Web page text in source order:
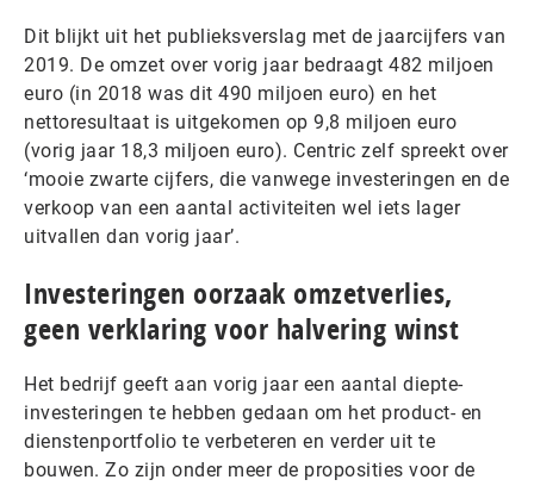
Dit blijkt uit het publieksverslag met de jaarcijfers van
2019. De omzet over vorig jaar bedraagt 482 miljoen
euro (in 2018 was dit 490 miljoen euro) en het
nettoresultaat is uitgekomen op 9,8 miljoen euro
(vorig jaar 18,3 miljoen euro). Centric zelf spreekt over
‘mooie zwarte cijfers, die vanwege investeringen en de
verkoop van een aantal activiteiten wel iets lager
uitvallen dan vorig jaar’.
Investeringen oorzaak omzetverlies,
geen verklaring voor halvering winst
Het bedrijf geeft aan vorig jaar een aantal diepte-
investeringen te hebben gedaan om het product- en
dienstenportfolio te verbeteren en verder uit te
bouwen. Zo zijn onder meer de proposities voor de